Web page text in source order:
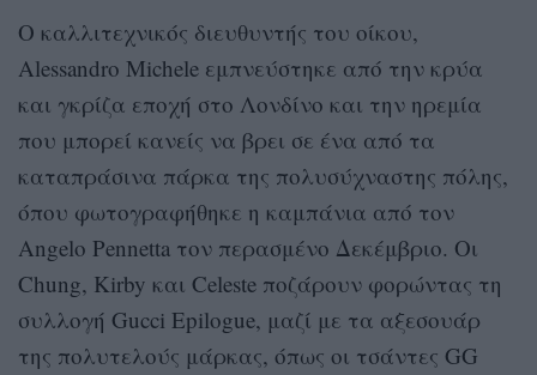
Ο καλλιτεχνικός διευθυντής του οίκου,
Alessandro Michele εμπνεύστηκε από την κρύα
και γκρίζα εποχή στο Λονδίνο και την ηρεμία
που μπορεί κανείς να βρει σε ένα από τα
καταπράσινα πάρκα της πολυσύχναστης πόλης,
όπου φωτογραφήθηκε η καμπάνια από τον
Angelo Pennetta τον περασμένο Δεκέμβριο. Οι
Chung, Kirby και Celeste ποζάρουν φορώντας τη
συλλογή Gucci Epilogue, μαζί με τα αξεσουάρ
της πολυτελούς μάρκας, όπως οι τσάντες GG